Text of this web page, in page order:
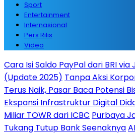
Sport
Entertainment
Internasional
Pers Rilis
Video
Cara Isi Saldo PayPal dari BRI
(Update 2025) Tanpa Aksi
Terus Naik, Pasar Baca Potensi
Ekspansi Infrastruktur Digital
Miliar TOWR dari ICBC Purbaya
Tukang Tutup Bank Seenaknya